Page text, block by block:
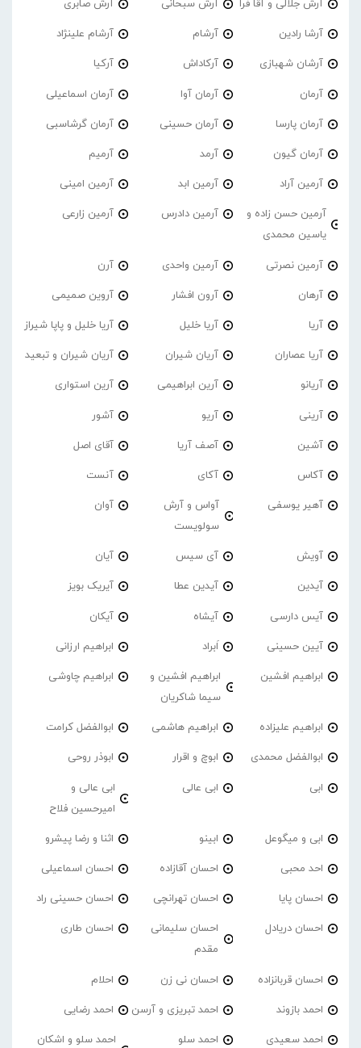
آرش جلالی و آقا فرا آرش سبحانی آرش صابری
آرشا رادین آرشام آرشام علینژاد
آرشان شهبازی آرکاداش آرکیا
آرمان آرمان آوا آرمان اسماعیلی
آرمان پارسا آرمان حسینی آرمان گرشاسبی
آرمان گیون آرمد آرمیم
آرمین آراد آرمین ابد آرمین امینی
آرمین حسن زاده و
یاسین محمدی
آرمین دادرس آرمین زارعی
آرمین نصرتی آرمین واحدی آرن
آرهان آرون افشار آروین صمیمی
آریا آریا خلیل آریا خلیل و پاپا شیراز
آریا عصاران آریان شیران آریان شیران و تبعید
آریانو آرین ابراهیمی آرین استواری
آرینی آریو آشور
آشین آصف آریا آقای اصل
آکاس آکای آنست
آهیر یوسفی
آواس و آرش
سولویست
آوان
آویش آی سیس آیان
آیدین آیدین عطا آیریک بویز
آیس دارسی آیشاه آیکان
آیین حسینی اَبراد ابراهیم ارزانی
ابراهیم افشین
ابراهیم افشین و
سیما شاکریان
ابراهیم چاوشی
ابراهیم علیزاده ابراهیم هاشمی ابوالفضل کرامت
ابوالفضل محمدی ابوچ و اقرار ابوذر روحی
ابی ابی عالی
ابی عالی و
امیرحسین فلاح
ابی و میگوعل ابینو اثنا و رضا پیشرو
احد محبی احسان آقازاده احسان اسماعیلی
احسان پایا احسان تهرانچی احسان حسینی راد
احسان دریادل
احسان سلیمانی
مقدم
احسان طاری
احسان قربانزاده احسان نی زن احلام
احمد بازوند احمد تبریزی و آرسن احمد‌ رضایی
احمد سعیدی احمد سلو
احمد سلو و اشکان